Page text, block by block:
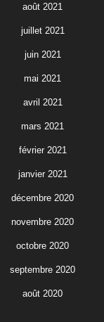
août 2021
juillet 2021
juin 2021
mai 2021
avril 2021
mars 2021
février 2021
janvier 2021
décembre 2020
novembre 2020
octobre 2020
septembre 2020
août 2020